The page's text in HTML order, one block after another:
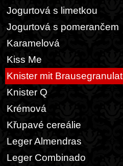
Jogurtová s limetkou
Jogurtová s pomerančem
Karamelová
Kiss Me
Knister mit Brausegranulat
Knister Q
Krémová
Křupavé cereálie
Leger Almendras
Leger Combinado